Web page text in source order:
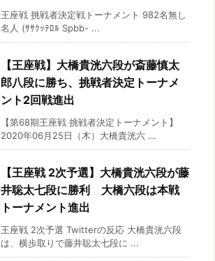
王座戦 挑戦者決定戦トーナメント 982名無し
名人 (ｻｻｸｯﾃﾛﾙ Spbb- ...
【王座戦】大橋貴洸六段が斎藤慎太
郎八段に勝ち、挑戦者決定トーナメ
ント2回戦進出
【第68期王座戦 挑戦者決定トーナメント】
2020年06月25日（木）大橋貴洸六 ...
【王座戦 2次予選】大橋貴洸六段が藤
井聡太七段に勝利 大橋六段は本戦
トーナメント進出
王座戦 2次予選 Twitterの反応 大橋貴洸六段
は、横歩取りで藤井聡太七段に ...